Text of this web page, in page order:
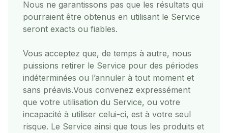
Nous ne garantissons pas que les résultats qui
pourraient être obtenus en utilisant le Service
seront exacts ou fiables.
Vous acceptez que, de temps à autre, nous
puissions retirer le Service pour des périodes
indéterminées ou l’annuler à tout moment et
sans préavis.Vous convenez expressément
que votre utilisation du Service, ou votre
incapacité à utiliser celui-ci, est à votre seul
risque. Le Service ainsi que tous les produits et